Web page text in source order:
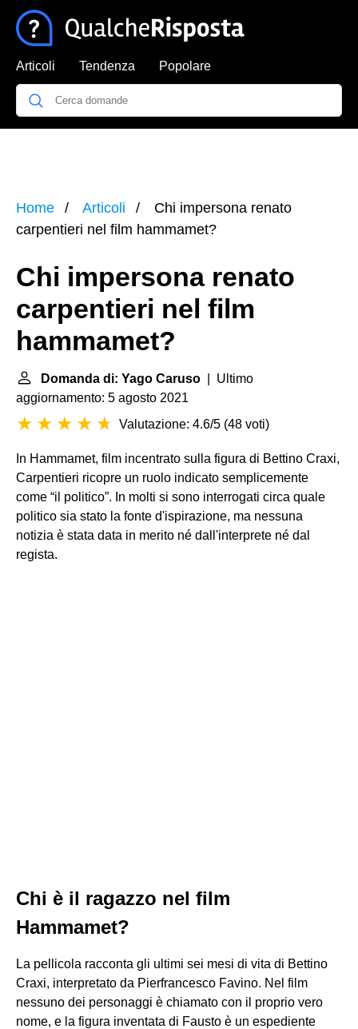
Articoli Tendenza Popolare
Home Articoli
Chi impersona renato
carpentieri nel film hammamet?
Chi impersona renato
carpentieri nel film
hammamet?
Domanda di: Yago Caruso | Ultimo
aggiornamento: 5 agosto 2021
Valutazione: 4.6/5 (48 voti)
In Hammamet, film incentrato sulla figura di Bettino Craxi,
Carpentieri ricopre un ruolo indicato semplicemente
come “il politico”. In molti si sono interrogati circa quale
politico sia stato la fonte d'ispirazione, ma nessuna
notizia è stata data in merito né dall'interprete né dal
regista.
Chi è il ragazzo nel film
Hammamet?
La pellicola racconta gli ultimi sei mesi di vita di Bettino
Craxi, interpretato da Pierfrancesco Favino. Nel film
nessuno dei personaggi è chiamato con il proprio vero
nome, e la figura inventata di Fausto è un espediente